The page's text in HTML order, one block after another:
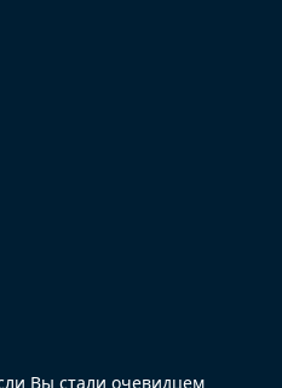
Вы стали очевидцем